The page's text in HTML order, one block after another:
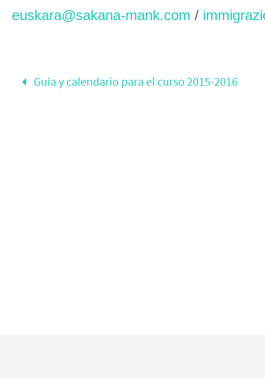
euskara@sakana-mank.com /
Guía y calendario para el curso 2015-2016